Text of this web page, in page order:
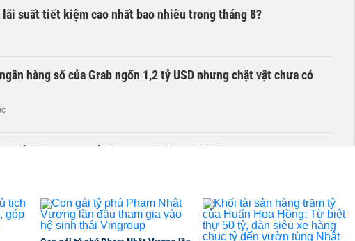
suất tiết kiệm cao nhất bao nhiêu trong tháng 8?
hàng số của Grab ngốn 1,2 tỷ USD nhưng chật vật chưa có
giảm hơn 2.100 tỷ đồng sau tháng 7 ‘tồi tệ’